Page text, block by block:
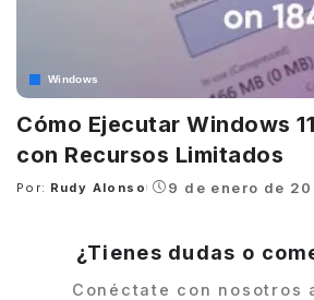
Windows
Cómo Ejecutar Windows
con Recursos Limitados
Posted
Por: Rudy Alonso 9 de enero de
¿Tienes dudas o
Conéctate con nosotros